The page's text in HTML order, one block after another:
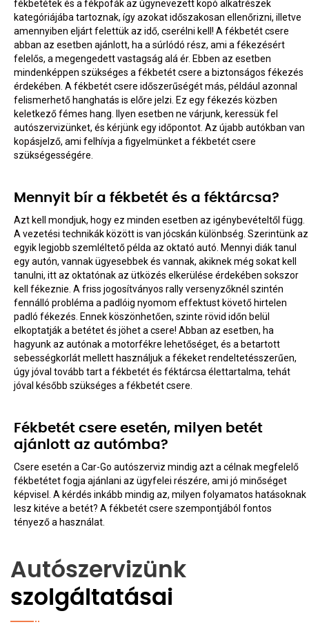
fékbetétek és a fékpofák az úgynevezett kopó alkatrészek
kategóriájába tartoznak, így azokat időszakosan ellenőrizni, illetve
amennyiben eljárt felettük az idő, cserélni kell! A fékbetét csere
abban az esetben ajánlott, ha a súrlódó rész, ami a fékezésért
felelős, a megengedett vastagság alá ér. Ebben az esetben
mindenképpen szükséges a fékbetét csere a biztonságos fékezés
érdekében. A fékbetét csere időszerűségét más, például azonnal
felismerhető hanghatás is előre jelzi. Ez egy fékezés közben
keletkező fémes hang. Ilyen esetben ne várjunk, keressük fel
autószervizünket, és kérjünk egy időpontot. Az újabb autókban van
kopásjelző, ami felhívja a figyelmünket a fékbetét csere
szükségességére.
Mennyit bír a fékbetét és a féktárcsa?
Azt kell mondjuk, hogy ez minden esetben az igénybevételtől függ.
A vezetési technikák között is van jócskán különbség. Szerintünk az
egyik legjobb szemléltető példa az oktató autó. Mennyi diák tanul
egy autón, vannak ügyesebbek és vannak, akiknek még sokat kell
tanulni, itt az oktatónak az ütközés elkerülése érdekében sokszor
kell fékeznie. A friss jogosítványos rally versenyzőknél szintén
fennálló probléma a padlóig nyomom effektust követő hirtelen
padló fékezés. Ennek köszönhetően, szinte rövid időn belül
elkoptatják a betétet és jöhet a csere! Abban az esetben, ha
hagyunk az autónak a motorfékre lehetőséget, és a betartott
sebességkorlát mellett használjuk a fékeket rendeltetésszerűen,
úgy jóval tovább tart a fékbetét és féktárcsa élettartalma, tehát
jóval később szükséges a fékbetét csere.
Fékbetét csere esetén, milyen betét
ajánlott az autómba?
Csere esetén a Car-Go autószerviz mindig azt a célnak megfelelő
fékbetétet fogja ajánlani az ügyfelei részére, ami jó minőséget
képvisel. A kérdés inkább mindig az, milyen folyamatos hatásoknak
lesz kitéve a betét? A fékbetét csere szempontjából fontos
tényező a használat.
Autószervizünk
szolgáltatásai